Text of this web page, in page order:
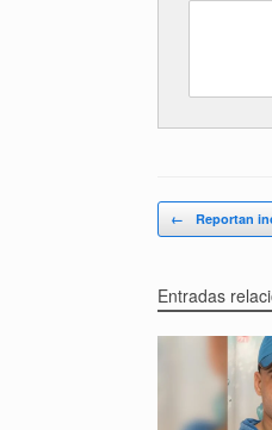
Navegador de
← Reportan
Entradas